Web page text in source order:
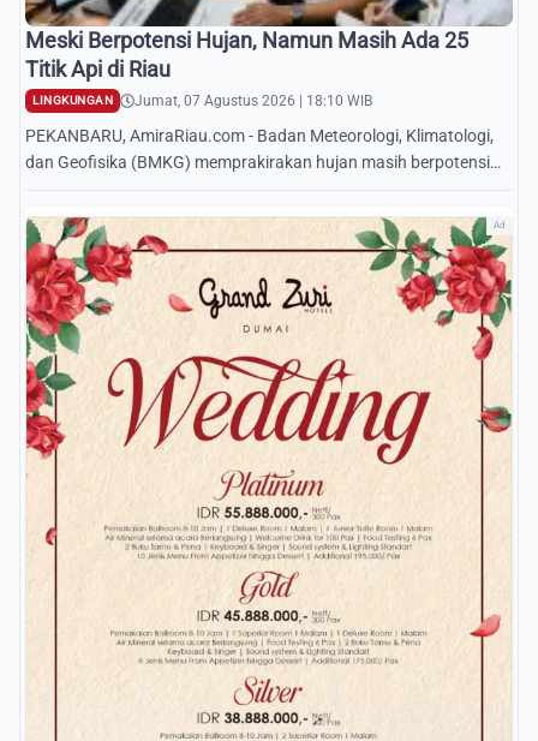
Meski Berpotensi Hujan, Namun Masih Ada 25
Titik Api di Riau
LINGKUNGAN Jumat, 07 Agustus 2026 | 18:10 WIB
PEKANBARU, AmiraRiau.com - Badan Meteorologi, Klimatologi,
dan Geofisika (BMKG) memprakirakan hujan masih berpotensi
Ad